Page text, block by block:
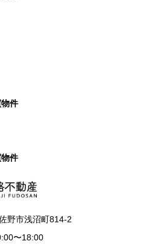
件
件
野市浅沼町814-2
〜18:00